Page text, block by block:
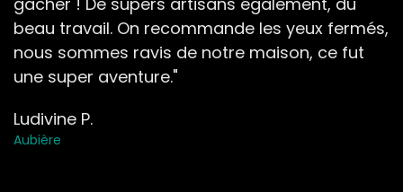
beau travail. On recommande les yeux fermés,
nous sommes ravis de notre maison, ce fut
une super aventure."
Ludivine P.
Aubière